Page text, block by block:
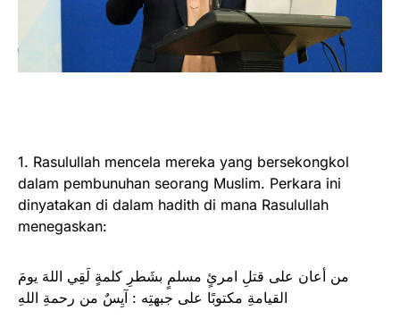
1. Rasulullah mencela mereka yang bersekongkol
dalam pembunuhan seorang Muslim. Perkara ini
dinyatakan di dalam hadith di mana Rasulullah
menegaskan:
من أعان على قتلِ امرئٍ مسلمٍ بشَطرِ كلمةٍ لَقِي اللهَ يومَ
القيامةِ مكتوبًا على جبهتِه : آيِسٌ من رحمةِ اللهِ